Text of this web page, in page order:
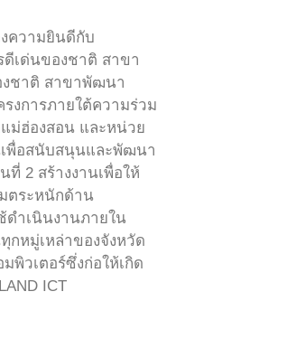
ความยินดีกับ
ดีเด่นของชาติ สาขา
งชาติ สาขาพัฒนา
รงการภายใต้ความร่วม
ม่ฮ่องสอน และหน่วย
เพื่อสนับสนุนและพัฒนา
2 สร้างงานเพื่อให้
ตระหนักด้าน
ดำเนินงานภายใน
กหมู่เหล่าของจังหวัด
พิวเตอร์ซึ่งก่อให้เกิด
ICT